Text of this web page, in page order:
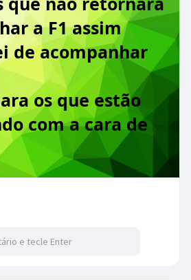
a F1 assim
de acompanhar
os que estão
com a cara de